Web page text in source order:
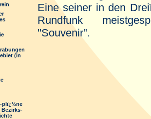
(in
plï¿½ne
Bezirks-
Eine seiner in den
Rundfunk
"Souvenir".